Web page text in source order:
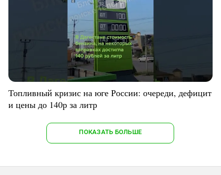
Топливный кризис на юге России: очереди, дефицит
и цены до 140р за литр
ПОКАЗАТЬ БОЛЬШЕ